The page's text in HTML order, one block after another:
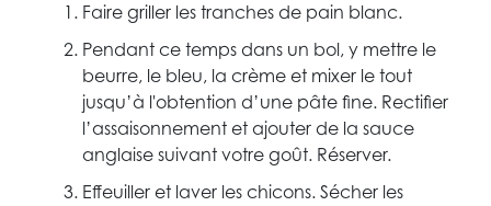
Faire griller les tranches de pain blanc.
Pendant ce temps dans un bol, y mettre le
beurre, le bleu, la crème et mixer le tout
jusqu’à l'obtention d’une pâte fine. Rectifier
l’assaisonnement et ajouter de la sauce
anglaise suivant votre goût. Réserver.
Effeuiller et laver les chicons. Sécher les